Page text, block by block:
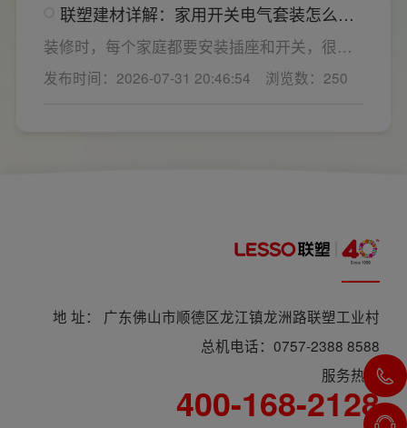
关键。如果装修时开关、插座的数量设置不
够，或者开关、插座的位置设置不合理，会给
今后的日常生活带来诸多不便，甚至留下安全
隐患。 所以装修前一定要精心规划开关、插座
联塑建材详解：家用开关电气套装怎么
选，开关插座怎么安装更安全
装修时，每个家庭都要安装插座和开关，很多
业主在挑选家用开关电气套装之后，并不清楚
插座、开关合理的离地高度以及规范的安装方
发布时间：2026-07-31 20:46:54 浏览数：250
地 址： 广东佛山市顺德区龙江镇龙洲路联塑工业村
总机电话：0757-2388 8588
服务热线
400-168-2128